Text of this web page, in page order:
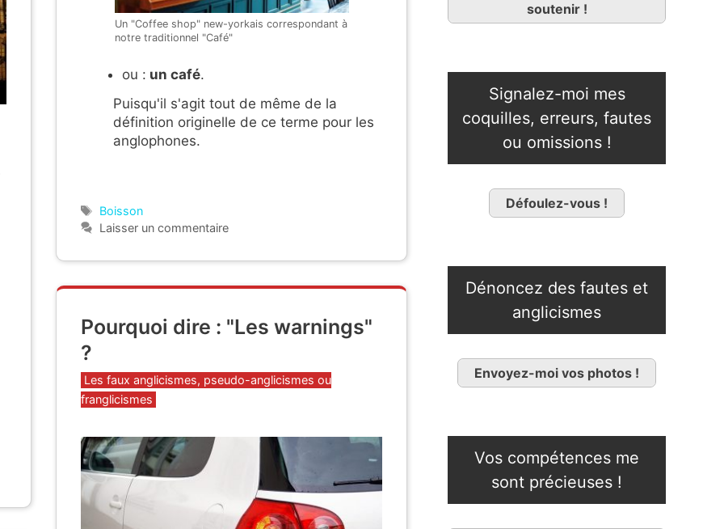
Un "Coffee shop" new-yorkais correspondant à
notre traditionnel "Café"
ou : un café.
Puisqu'il s'agit tout de même de la
définition originelle de ce terme pour les
anglophones.
Étiquettes
Boisson
Laisser un commentaire
Pourquoi dire : "Les warnings"
?
Catégories
Les faux anglicismes, pseudo-anglicismes ou
franglicismes
soutenir !
Signalez-moi mes
coquilles, erreurs, fautes
ou omissions !
Défoulez-vous !
Dénoncez des fautes et
anglicismes
Envoyez-moi vos photos !
Vos compétences me
sont précieuses !